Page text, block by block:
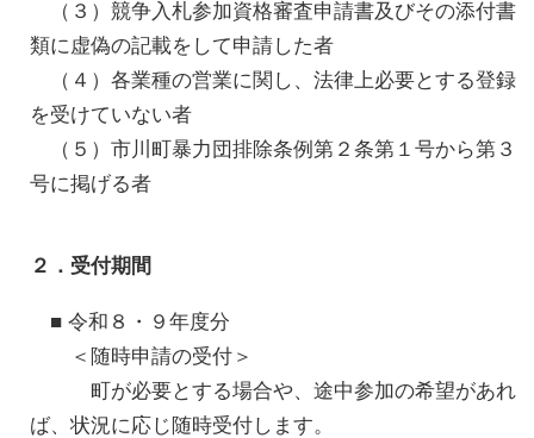
（３）競争入札参加資格審査申請書及びその添付書
類に虚偽の記載をして申請した者
（４）各業種の営業に関し、法律上必要とする登録
を受けていない者
（５）市川町暴力団排除条例第２条第１号から第３
号に掲げる者
２．受付期間
■ 令和８・９年度分
＜随時申請の受付＞
町が必要とする場合や、途中参加の希望があれ
ば、状況に応じ随時受付します。